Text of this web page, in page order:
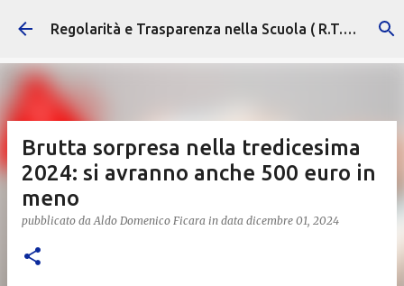
Passa ai contenuti principali Regolarità e Trasparenza nella Scuola ( R.T.S. )
Brutta sorpresa nella tredicesima
2024: si avranno anche 500 euro in
meno
pubblicato daAldo Domenico Ficara in data dicembre 01, 2024